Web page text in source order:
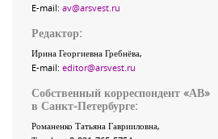
E-mail: av@arsvest.ru
Редактор:
Ирина Георгиевна Гребнёва,
E-mail: editor@arsvest.ru
Собственный корреспондент «АВ»
в Санкт-Петербурге:
Романенко Татьяна Гаврииловна,